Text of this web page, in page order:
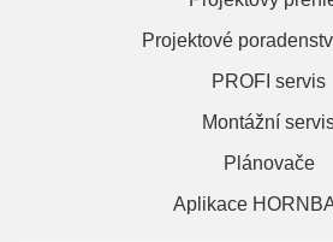
Projektové
PROFI servis
Montážní
Plánovače
Aplikace